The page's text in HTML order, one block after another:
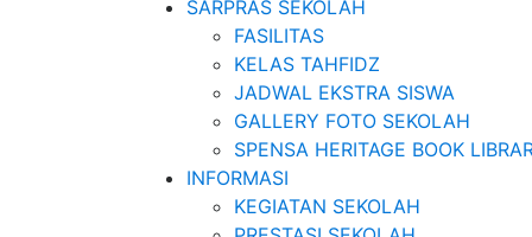
SARPRAS SEKOLAH
FASILITAS
KELAS TAHFIDZ
JADWAL EKSTRA SISWA
GALLERY FOTO SEKOLAH
SPENSA HERITAGE BOOK
INFORMASI
KEGIATAN SEKOLAH